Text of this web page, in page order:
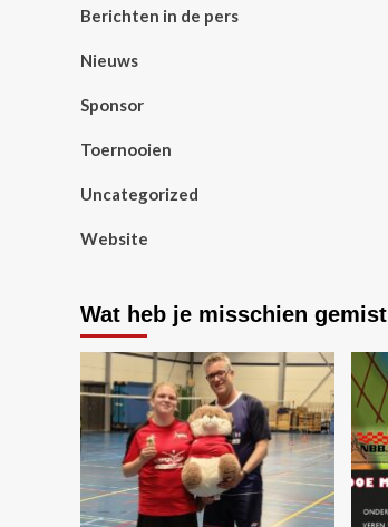
Berichten in de pers
Nieuws
Sponsor
Toernooien
Uncategorized
Website
Wat heb je misschien gemist